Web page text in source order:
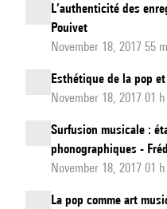
L’authenticité des
Pouivet
November 18, 2017 55
Esthétique de la pop
November 18, 2017 01
Surfusion musicale :
phonographiques -
November 18, 2017 01
La pop comme art